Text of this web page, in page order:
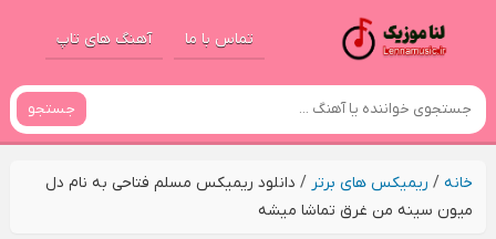
تماس با ما آهنگ های تاپ
جستجو
خانه/ ریمیکس های برتر / دانلود ریمیکس مسلم فتاحی به نام دل
ﻣﻴﻮن ﺳﻴﻨﻪ ﻣﻦ ﻏﺮق ﺗﻤﺎﺷﺎ ﻣﻴﺸﻪ